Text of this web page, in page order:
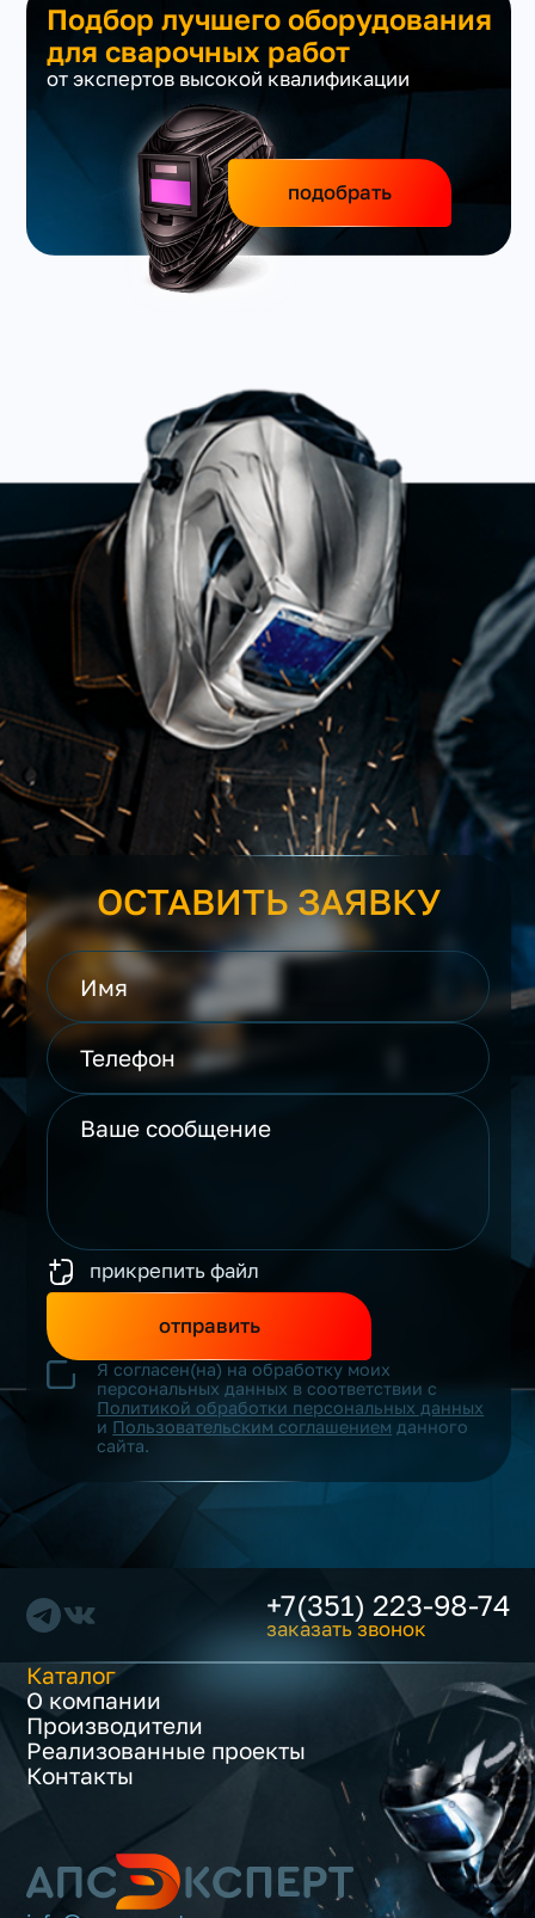
Подбор лучшего оборудования
для сварочных работ
от экспертов высокой квалификации
подобрать
ОСТАВИТЬ ЗАЯВКУ
прикрепить файл
отправить
Я согласен(на) на обработку моих
персональных данных в соответствии с
Политикой обработки персональных данных
и Пользовательским соглашением данного
сайта.
+7(351) 223-98-74
заказать звонок
Каталог
О компании
Производители
Реализованные проекты
Контакты